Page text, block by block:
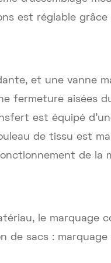
est réglable
et une vanne
fermeture aisées
est équipé
de tissu est
de la
le marquage
de sacs :